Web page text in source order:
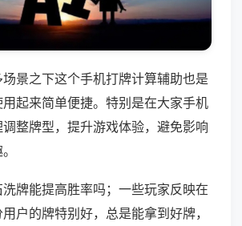
景之下这个手机打牌计算辅助也是
起来简单便捷。特别是在大家手机
整牌型，提升游戏体验，避免影响
牌能提高胜率吗；一些玩家反映在
户的牌特别好，总是能拿到好牌，